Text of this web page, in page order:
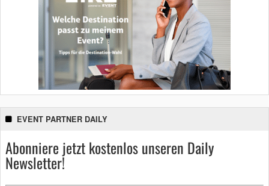
EVENT PARTNER DAILY
Abonniere jetzt kostenlos unseren Daily
Newsletter!